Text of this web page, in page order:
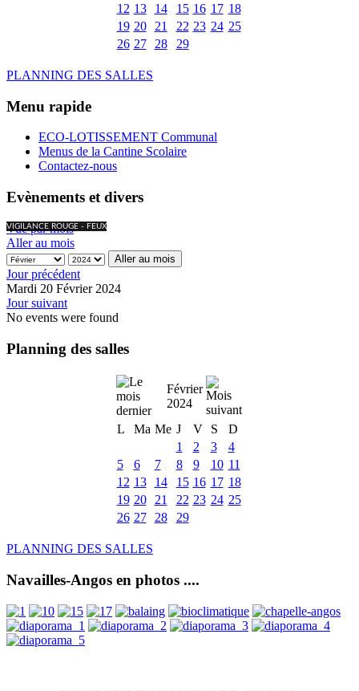
12 13 14 15 16 17 18
19 20 21 22 23 24 25
26 27 28 29
PLANNING DES SALLES
Menu rapide
ECO-LOTISSEMENT Communal
Menus de la Cantine Scolaire
Contactez-nous
Evènements et divers
VIGILANCE ROUGE - FEUX
Vue par mois
Aller au mois
Aller au mois
Jour précédent
Mardi 20 Février 2024
Jour suivant
No events were found
Planning des salles
Février
2024
L
Ma Me J V S
D
1
2 3
4
5
6 7 8 9 10 11
12 13 14 15 16 17 18
19 20 21 22 23 24 25
26 27 28 29
PLANNING DES SALLES
Navailles-Angos en photos ....